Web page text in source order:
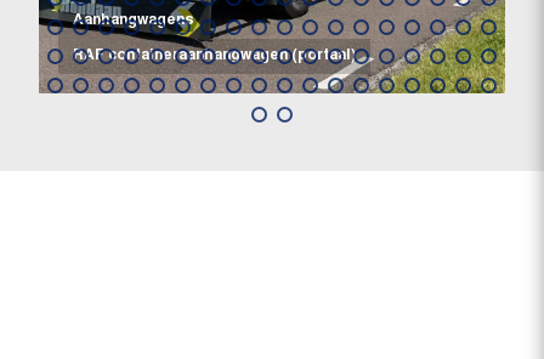
Aanhangwagens
RAF containeraanhangwagen (portaal)